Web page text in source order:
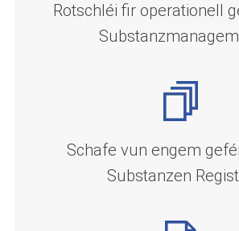
Rotschléi fir operationell
Schafe vun engem
Substanzen